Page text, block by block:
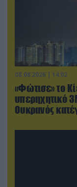
08.08.2026 | 14:02
«Φώτισε» το
υπερηχητικό
Ουκρανός